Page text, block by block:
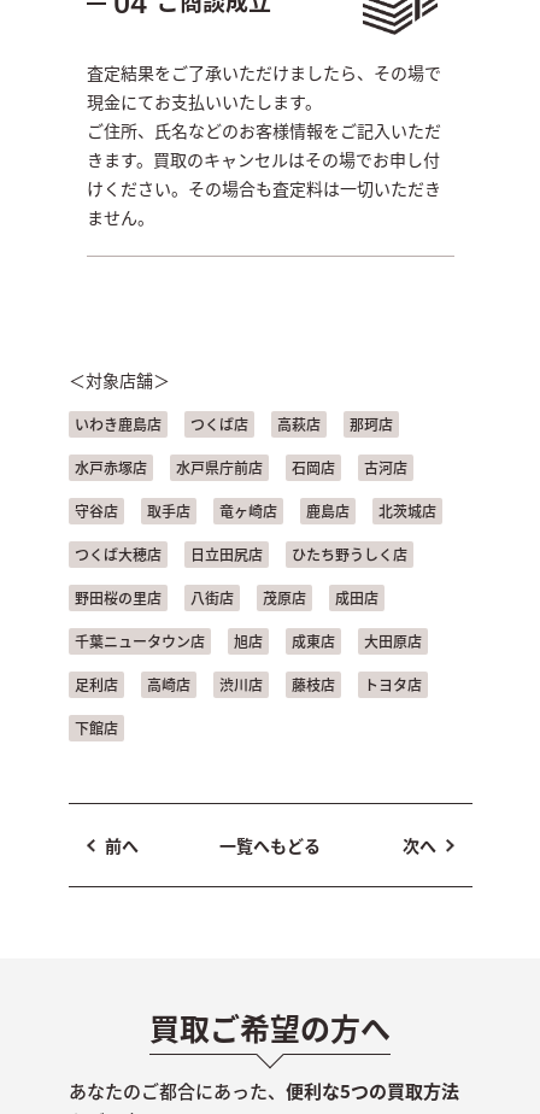
査定結果をご了承いただけましたら、その場で
現金にてお支払いいたします。
ご住所、氏名などのお客様情報をご記入いただ
きます。買取のキャンセルはその場でお申し付
けください。その場合も査定料は一切いただき
ません。
＜対象店舗＞
いわき鹿島店 つくば店 高萩店 那珂店
水戸赤塚店 水戸県庁前店 石岡店 古河店
守谷店 取手店 竜ヶ崎店 鹿島店 北茨城店
つくば大穂店 日立田尻店 ひたち野うしく店
野田桜の里店 八街店 茂原店 成田店
千葉ニュータウン店 旭店 成東店 大田原店
足利店 高崎店 渋川店 藤枝店 トヨタ店
下館店
前へ 一覧へもどる 次へ
買取ご希望の方へ
あなたのご都合にあった、 便利な5つの買取方法